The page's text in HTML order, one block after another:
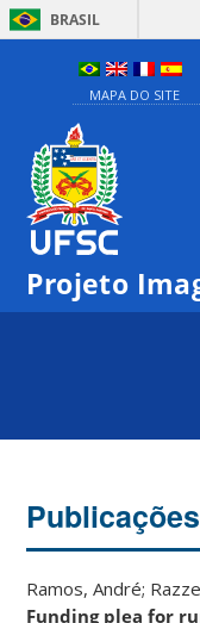
BRASIL
MAPA DO SITE
Projeto
Publicações
Ramos, André;
Funding plea for